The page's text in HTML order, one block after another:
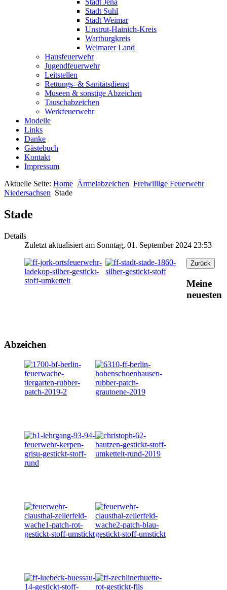
Stadt Jena
Stadt Suhl
Stadt Weimar
Unstrut-Hainich-Kreis
Wartburgkreis
Weimarer Land
Hausfeuerwehr
Jugendfeuerwehr
Leitstellen
Rettungs- & Sanitätsdienst
Museen & sonstige Abzeichen
Tauschabzeichen
Werkfeuerwehr
Modelle
Links
Danke
Gästebuch
Kontakt
Impressum
Aktuelle Seite: Home Ärmelabzeichen Freiwillige Feuerwehr
Niedersachsen Stade
Stade
Details
Zuletzt aktualisiert am Sonntag, 01. September 2024 23:53
Meine
neuesten
Abzeichen